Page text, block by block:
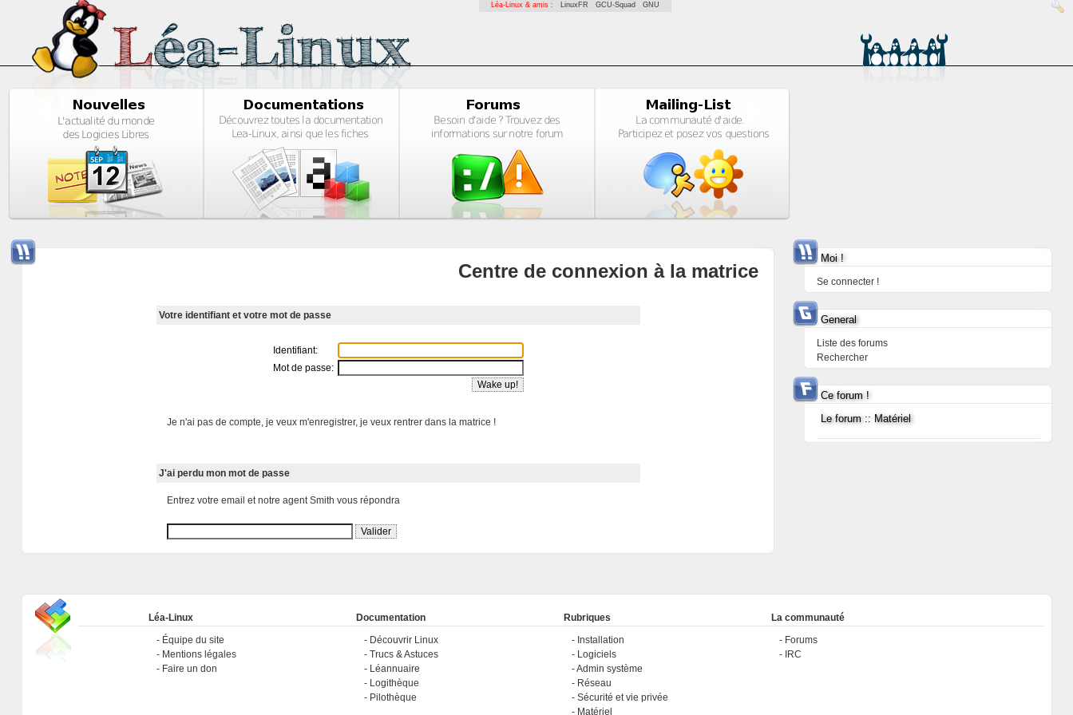
Léa-Linux & amis : LinuxFR GCU-Squad GNU
Centre de connexion à la matrice
Votre identifiant et votre mot de passe
Identifiant:
Mot de passe:
Je n'ai pas de compte, je veux m'enregistrer, je veux rentrer dans la matrice !
J'ai perdu mon mot de passe
Entrez votre email et notre agent Smith vous répondra
Moi !
Se connecter !
General
Liste des forums
Rechercher
Ce forum !
Le forum :: Matériel
Léa-Linux
Équipe du site
Mentions légales
Faire un don
Documentation
Découvrir Linux
Trucs & Astuces
Léannuaire
Logithèque
Pilothèque
Rubriques
Installation
Logiciels
Admin système
Réseau
Sécurité et vie privée
Matériel
La communauté
Forums
IRC